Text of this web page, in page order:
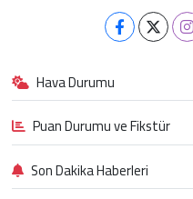
Hava Durumu
Puan Durumu ve Fikstür
Son Dakika Haberleri